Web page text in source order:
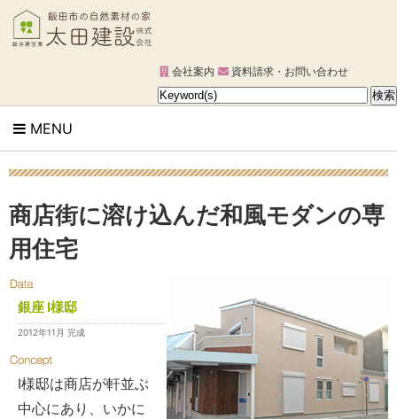
会社案内 資料請求・お問い合わせ
MENU
商店街に溶け込んだ和風モダンの専
用住宅
銀座 I様邸
2012年11月 完成
I様邸は商店が軒並ぶ
中心にあり、いかに